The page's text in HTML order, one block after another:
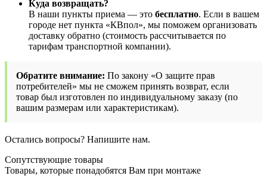
Куда возвращать?
В наши пункты приема — это бесплатно. Если в вашем
городе нет пункта «КВпол», мы поможем организовать
доставку обратно (стоимость рассчитывается по
тарифам транспортной компании).
Обратите внимание: По закону «О защите прав
потребителей» мы не сможем принять возврат, если
товар был изготовлен по индивидуальному заказу (по
вашим размерам или характеристикам).
Остались вопросы? Напишите нам.
Сопутствующие товары
Товары, которые понадобятся Вам при монтаже